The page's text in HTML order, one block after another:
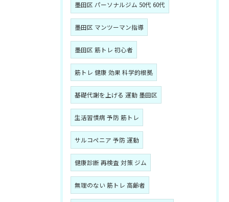
墨田区 パーソナルジム 50代 60代
墨田区 マンツーマン指導
墨田区 筋トレ 初心者
筋トレ 健康 効果 科学的根拠
基礎代謝を上げる 運動 墨田区
生活習慣病 予防 筋トレ
サルコペニア 予防 運動
健康診断 再検査 対策 ジム
無理のない 筋トレ 高齢者